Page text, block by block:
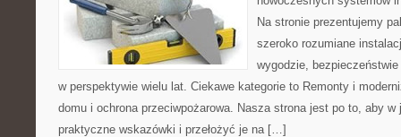
Na stronie prezentujemy
szeroko rozumiane
wygodzie,
w perspektywie wielu lat. Ciekawe kategorie to Remonty i
domu i ochrona przeciwpożarowa. Nasza strona jest po to, aby w
praktyczne wskazówki i przełożyć je na […]